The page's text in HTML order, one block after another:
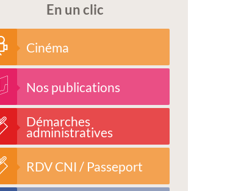
En un clic
Cinéma
Nos publications
Démarches
administratives
RDV CNI / Passeport